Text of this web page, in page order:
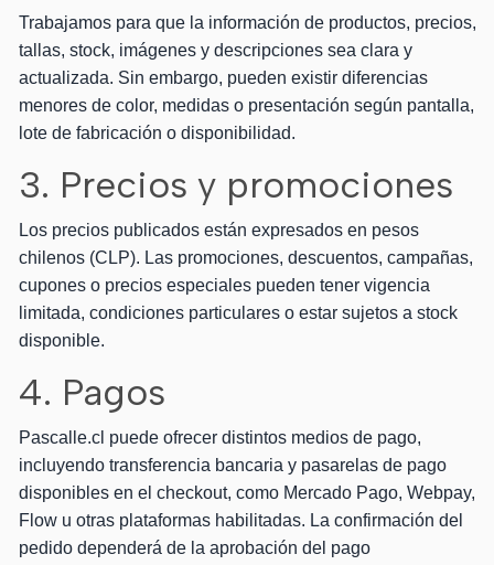
Trabajamos para que la información de productos, precios,
tallas, stock, imágenes y descripciones sea clara y
actualizada. Sin embargo, pueden existir diferencias
menores de color, medidas o presentación según pantalla,
lote de fabricación o disponibilidad.
3. Precios y promociones
Los precios publicados están expresados en pesos
chilenos (CLP). Las promociones, descuentos, campañas,
cupones o precios especiales pueden tener vigencia
limitada, condiciones particulares o estar sujetos a stock
disponible.
4. Pagos
Pascalle.cl puede ofrecer distintos medios de pago,
incluyendo transferencia bancaria y pasarelas de pago
disponibles en el checkout, como Mercado Pago, Webpay,
Flow u otras plataformas habilitadas. La confirmación del
pedido dependerá de la aprobación del pago